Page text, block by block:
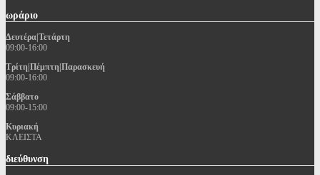
ωράριο
Δευτέρα|Τετάρτη
09:00-16:00
Τρίτη|Πέμπτη|Παρασκευή
09:00-16:00
Σάββατο
09:00-15:00
Κυριακή
ΚΛΕΙΣΤΑ
διεύθυνση